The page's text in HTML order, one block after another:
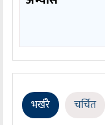
भर्खरै चर्चित